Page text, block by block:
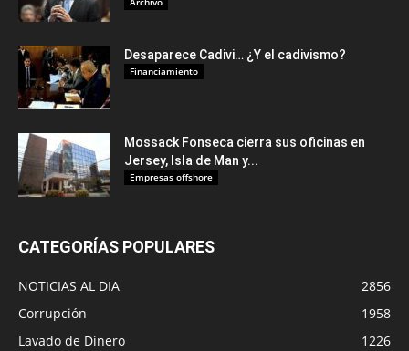
Desaparece Cadivi… ¿Y el cadivismo?
Financiamiento
Mossack Fonseca cierra sus oficinas en
Jersey, Isla de Man y...
Empresas offshore
CATEGORÍAS POPULARES
NOTICIAS AL DIA
2856
Corrupción
1958
Lavado de Dinero
1226